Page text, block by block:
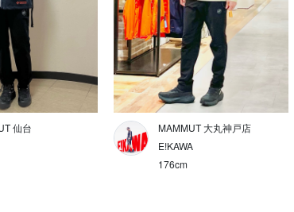
仙台
MAMMUT 大丸神戸店
E!KAWA
176cm